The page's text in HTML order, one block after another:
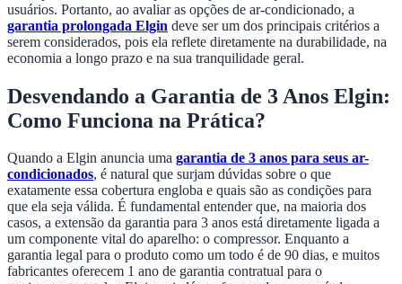
usuários. Portanto, ao avaliar as opções de ar-condicionado, a
garantia prolongada Elgin deve ser um dos principais critérios a
serem considerados, pois ela reflete diretamente na durabilidade, na
economia a longo prazo e na sua tranquilidade geral.
Desvendando a Garantia de 3 Anos Elgin:
Como Funciona na Prática?
Quando a Elgin anuncia uma garantia de 3 anos para seus ar-
condicionados, é natural que surjam dúvidas sobre o que
exatamente essa cobertura engloba e quais são as condições para
que ela seja válida. É fundamental entender que, na maioria dos
casos, a extensão da garantia para 3 anos está diretamente ligada a
um componente vital do aparelho: o compressor. Enquanto a
garantia legal para o produto como um todo é de 90 dias, e muitos
fabricantes oferecem 1 ano de garantia contratual para o